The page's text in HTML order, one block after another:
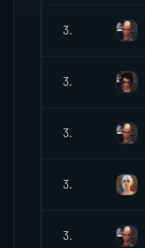
3.
3.
3.
3.
3.